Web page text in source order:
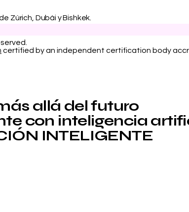
Zúrich, Dubái y Bishkek.
certified by an independent certification body
allá del futuro
con inteligencia
INTELIGENTE